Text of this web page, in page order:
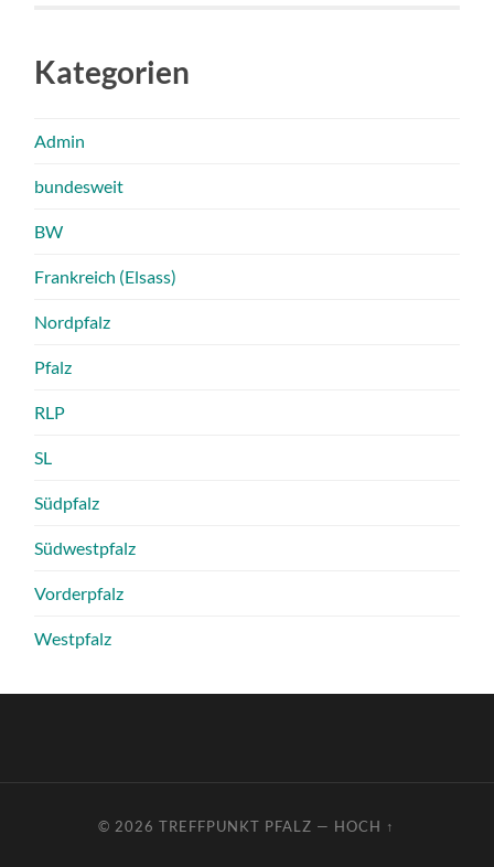
Kategorien
Admin
bundesweit
BW
Frankreich (Elsass)
Nordpfalz
Pfalz
RLP
SL
Südpfalz
Südwestpfalz
Vorderpfalz
Westpfalz
© 2026TREFFPUNKT PFALZ — HOCH ↑